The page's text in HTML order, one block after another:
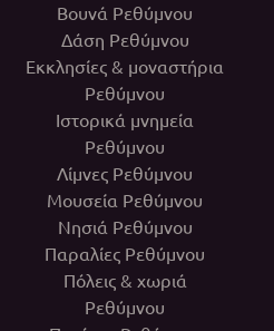
Βουνά Ρεθύμνου
Δάση Ρεθύμνου
Εκκλησίες & μοναστήρια
Ρεθύμνου
Ιστορικά μνημεία
Ρεθύμνου
Λίμνες Ρεθύμνου
Μουσεία Ρεθύμνου
Νησιά Ρεθύμνου
Παραλίες Ρεθύμνου
Πόλεις & χωριά
Ρεθύμνου